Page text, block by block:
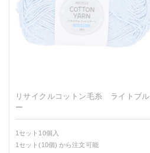
リサイクルコットン毛糸 ライトブル
ー
1セット10個入
1セット(10個)から注文可能